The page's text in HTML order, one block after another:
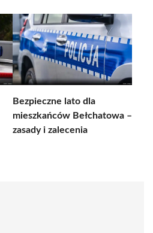
Bezpieczne lato dla
mieszkańców Bełchatowa –
zasady i zalecenia